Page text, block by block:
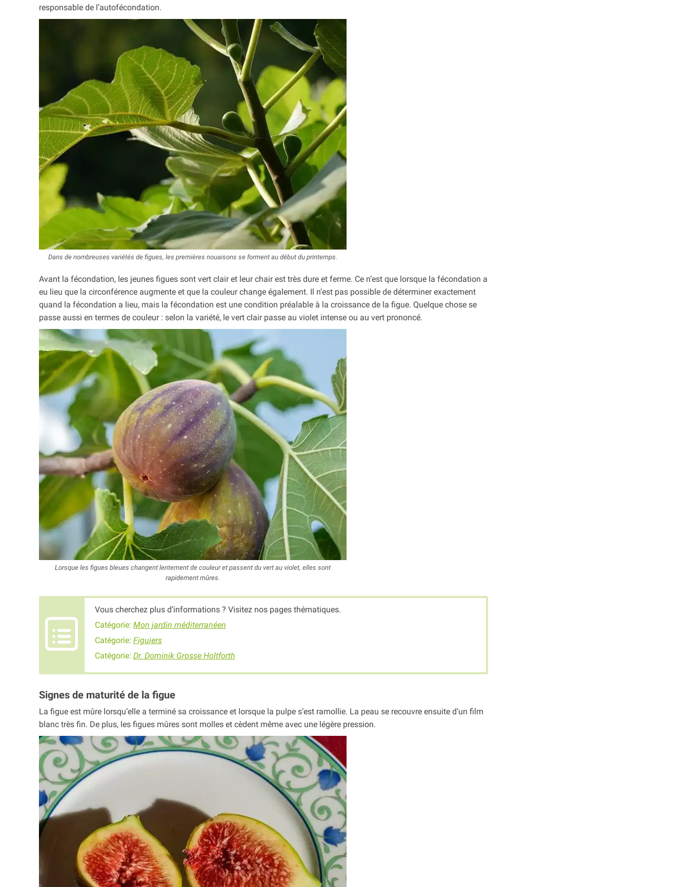
responsable de l’autofécondation.
Dans de nombreuses variétés de figues, les premières nouaisons se forment au début du printemps.
Avant la fécondation, les jeunes figues sont vert clair et leur chair est très dure et ferme. Ce n’est que lorsque la fécondation a
eu lieu que la circonférence augmente et que la couleur change également. Il n’est pas possible de déterminer exactement
quand la fécondation a lieu, mais la fécondation est une condition préalable à la croissance de la figue. Quelque chose se
passe aussi en termes de couleur : selon la variété, le vert clair passe au violet intense ou au vert prononcé.
Lorsque les figues bleues changent lentement de couleur et passent du vert au violet, elles sont
rapidement mûres.
Vous cherchez plus d’informations ? Visitez nos pages thématiques.
Catégorie: Mon jardin méditerranéen
Catégorie: Figuiers
Catégorie: Dr. Dominik Grosse Holtforth
Signes de maturité de la figue
La figue est mûre lorsqu’elle a terminé sa croissance et lorsque la pulpe s’est ramollie. La peau se recouvre ensuite d’un film
blanc très fin. De plus, les figues mûres sont molles et cèdent même avec une légère pression.